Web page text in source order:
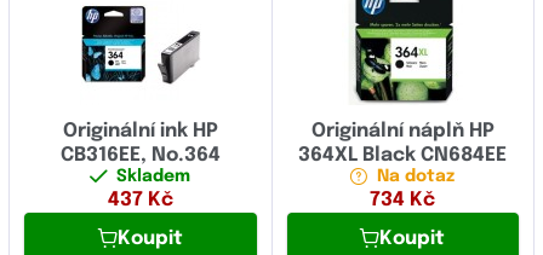
Originální ink HP
CB316EE, No.364
Skladem
437 Kč
Koupit
Originální náplň HP
364XL Black CN684EE
Na dotaz
734 Kč
Koupit